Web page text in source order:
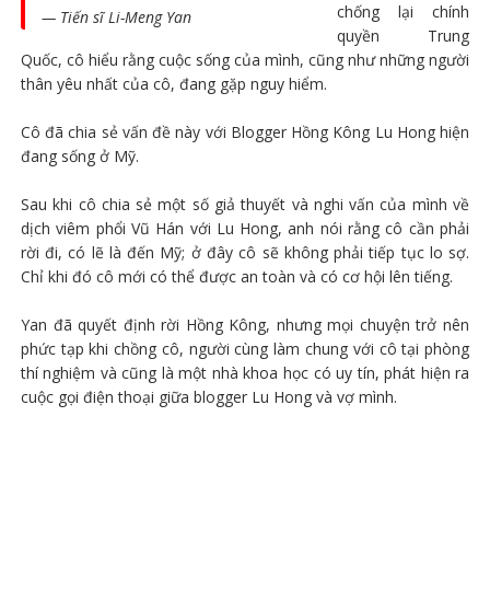
— Tiến sĩ Li-Meng Yan
chống lại chính
quyền Trung
Quốc, cô hiểu rằng cuộc sống của mình, cũng như những người
thân yêu nhất của cô, đang gặp nguy hiểm.
Cô đã chia sẻ vấn đề này với Blogger Hồng Kông Lu Hong hiện
đang sống ở Mỹ.
Sau khi cô chia sẻ một số giả thuyết và nghi vấn của mình về
dịch viêm phổi Vũ Hán với Lu Hong, anh nói rằng cô cần phải
rời đi, có lẽ là đến Mỹ; ở đây cô sẽ không phải tiếp tục lo sợ.
Chỉ khi đó cô mới có thể được an toàn và có cơ hội lên tiếng.
Yan đã quyết định rời Hồng Kông, nhưng mọi chuyện trở nên
phức tạp khi chồng cô, người cùng làm chung với cô tại phòng
thí nghiệm và cũng là một nhà khoa học có uy tín, phát hiện ra
cuộc gọi điện thoại giữa blogger Lu Hong và vợ mình.